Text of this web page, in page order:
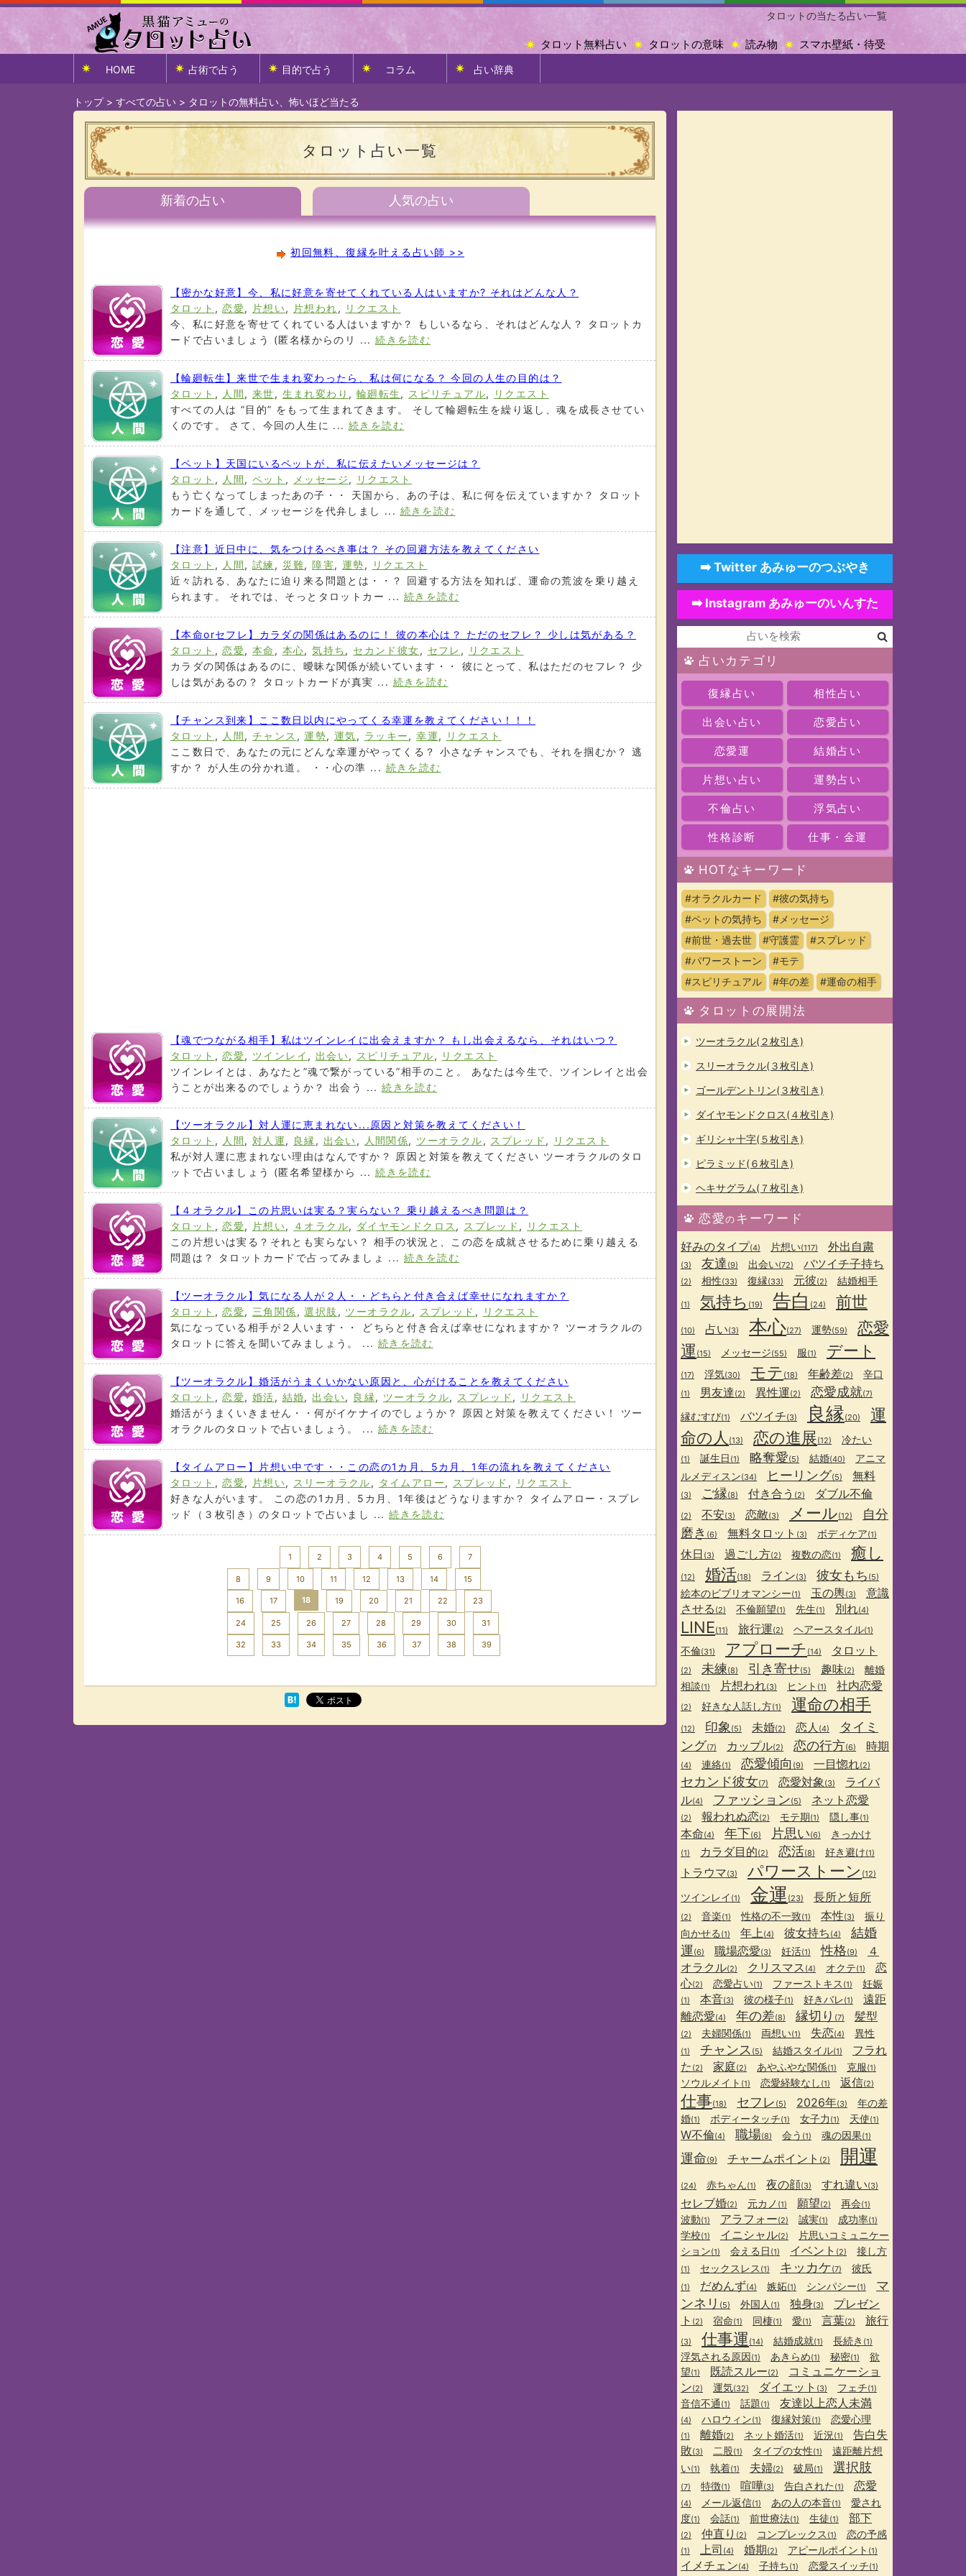
タロットの当たる占い一覧
スマホ壁紙・待受
読み物
タロットの意味
タロット無料占い
HOME 占術で占う 目的で占う コラム 占い辞典
トップ> すべての占い > タロットの無料占い、怖いほど当たる
タロット占い一覧
新着の占い 人気の占い
初回無料、復縁を叶える占い師 >>
【密かな好意】今、私に好意を寄せてくれている人はいますか? それはどんな人？
タロット ,恋愛, 片想い, 片想われ, リクエスト
今、私に好意を寄せてくれている人はいますか？ もしいるなら、それはどんな人？ タロットカ
ードで占いましょう (匿名様からのリ ...続きを読む
【輪廻転生】来世で生まれ変わったら、私は何になる？ 今回の人生の目的は？
タロット , 人間,来世, 生まれ変わり , 輪廻転生, スピリチュアル,
リクエスト
すべての人は ”目的” をもって生まれてきます。 そして輪廻転生を繰り返し、魂を成長させてい
くのです。 さて、今回の人生に ... 続きを読む
【ペット】天国にいるペットが、私に伝えたいメッセージは？
タロット , 人間,ペット , メッセージ,
リクエスト
もう亡くなってしまったあの子・・ 天国から、あの子は、私に何を伝えていますか？ タロット
カードを通して、メッセージを代弁しまし ... 続きを読む
【注意】近日中に、気をつけるべき事は？ その回避方法を教えてください
タロット , 人間,試練 , 災難,障害, 運勢,
リクエスト
近々訪れる、あなたに迫り来る問題とは・・？ 回避する方法を知れば、運命の荒波を乗り越え
られます。 それでは、そっとタロットカー ... 続きを読む
【本命orセフレ】カラダの関係はあるのに！ 彼の本心は？ ただのセフレ？ 少しは気がある？
タロット ,恋愛,本命 , 本心,気持ち, セカンド彼女, セフレ ,
リクエスト
カラダの関係はあるのに、曖昧な関係が続いています・・ 彼にとって、私はただのセフレ？ 少
しは気があるの？ タロットカードが真実 ... 続きを読む
【チャンス到来】ここ数日以内にやってくる幸運を教えてください！！！
タロット , 人間,チャンス ,運勢,運気, ラッキー,幸運,
リクエスト
ここ数日で、あなたの元にどんな幸運がやってくる？ 小さなチャンスでも、それを掴むか？ 逃
すか？ が人生の分かれ道。 ・・心の準 ... 続きを読む
【魂でつながる相手】私はツインレイに出会えますか？ もし出会えるなら、それはいつ？
タロット ,恋愛, ツインレイ , 出会い, スピリチュアル, リクエスト
ツインレイとは、あなたと”魂で繋がっている”相手のこと。 あなたは今生で、ツインレイと出会
うことが出来るのでしょうか？ 出会う ...続きを読む
【ツーオラクル】対人運に恵まれない...原因と対策を教えてください！
タロット , 人間 ,対人運, 良縁, 出会い, 人間関係, ツーオラクル, スプレッド ,
リクエスト
私が対人運に恵まれない理由はなんですか？ 原因と対策を教えてください ツーオラクルのタロ
ットで占いましょう (匿名希望様から ...続きを読む
【４オラクル】この片思いは実る？実らない？ 乗り越えるべき問題は？
タロット ,恋愛, 片想い, ４オラクル, ダイヤモンドクロス , スプレッド ,
リクエスト
この片想いは実る？それとも実らない？ 相手の状況と、この恋を成就させるために乗り越える
問題は？ タロットカードで占ってみましょ ... 続きを読む
【ツーオラクル】気になる人が２人・・どちらと付き合えば幸せになれますか？
タロット ,恋愛, 三角関係,選択肢 , ツーオラクル, スプレッド ,
リクエスト
気になっている相手が２人います・・ どちらと付き合えば幸せになれますか？ ツーオラクルの
タロットに答えを聞いてみましょう。 ... 続きを読む
【ツーオラクル】婚活がうまくいかない原因と、心がけることを教えてください
タロット ,恋愛,婚活, 結婚, 出会い, 良縁, ツーオラクル, スプレッド ,
リクエスト
婚活がうまくいきません・・何がイケナイのでしょうか？ 原因と対策を教えてください！ ツー
オラクルのタロットで占いましょう。 ... 続きを読む
【タイムアロー】片想い中です・・この恋の1カ月、5カ月、1年の流れを教えてください
タロット ,恋愛, 片想い, スリーオラクル, タイムアロー, スプレッド ,
リクエスト
好きな人がいます。 この恋の1カ月、5カ月、1年後はどうなりますか？ タイムアロー・スプレ
ッド（３枚引き）のタロットで占いまし ...続きを読む
1 2 3 4 5 6 7
8 9 10 11 12 13 14 15
16 17 18 19 20 21 22 23
24 25 26 27 28 29 30 31
32 33 34 35 36 37 38 39
➡️ Twitter あみゅーのつぶやき
➡️ Instagram あみゅーのいんすた
占いカテゴリ
復縁占い 相性占い
出会い占い 恋愛占い
恋愛運 結婚占い
片想い占い 運勢占い
不倫占い 浮気占い
性格診断 仕事・金運
HOTなキーワード
#オラクルカード
#彼の気持ち
#ペットの気持ち
#メッセージ
#前世・過去世
#守護霊
#スプレッド
#パワーストーン
#モテ
#スピリチュアル
#年の差 #運命の相手
タロットの展開法
ツーオラクル(２枚引き)
スリーオラクル(３枚引き)
ゴールデントリン(３枚引き)
ダイヤモンドクロス(４枚引き)
ギリシャ十字(５枚引き)
ピラミッド(６枚引き)
ヘキサグラム(７枚引き)
恋愛のキーワード
好みのタイプ(4) 片想い(117) 外出自粛
(3) 友達 (9) 出会い(72) バツイチ子持ち
(2) 相性(33) 復縁(33) 元彼(2) 結婚相手
(1) 気持ち (19) 告白 (24) 前世
(10) 占い(3) 本心(27) 運勢(59)
恋愛
運 (15) メッセージ(55) 服(1) デート
(17) 浮気(30) モテ (18) 年齢差(2) 辛口
(1) 男友達(2) 異性運(2) 恋愛成就(7)
縁むすび(1) バツイチ(3) 良縁(20)
運
命の人 (13) 恋の進展(12) 冷たい
(1) 誕生日 (1) 略奪愛(5) 結婚(40)
アニマ
ルメディスン(34) ヒーリング(5) 無料
(3) ご縁(8) 付き合う (2) ダブル不倫
(2) 不安(3) 恋敵(3) メール(12)
自分
磨き (6) 無料タロット (3) ボディケア(1)
休日 (3) 過ごし方(2) 複数の恋(1) 癒し
(12) 婚活(18) ライン(3) 彼女もち (5)
絵本のビブリオマンシー(1) 玉の輿(3)
意識
させる (2) 不倫願望(1) 先生(1) 別れ(4)
LINE(11) 旅行運(2) ヘアースタイル(1)
不倫(31) アプローチ (14) タロット
(2) 未練(8) 引き寄せ(5) 趣味(2)
離婚
相談(1) 片想われ(3) ヒント (1) 社内恋愛
(2) 好きな人話し方(1) 運命の相手
(12) 印象 (5) 未婚(2) 恋人 (4)
タイミ
ング(7) カップル(2) 恋の行方(6) 時期
(4) 連絡(1) 恋愛傾向 (9) 一目惚れ(2)
セカンド彼女(7) 恋愛対象(3)
ライバ
ル(4) ファッション(5) ネット恋愛
(2) 報われぬ恋(2) モテ期(1) 隠し事(1)
本命(4) 年下(6) 片思い(6) きっかけ
(1) カラダ目的(2) 恋活(8) 好き避け(1)
トラウマ(3) パワーストーン (12)
ツインレイ (1) 金運 (23) 長所と短所
(2) 音楽(1) 性格の不一致(1) 本性(3)
振り
向かせる (1) 年上(4) 彼女持ち (4)
結婚
運(6) 職場恋愛(3) 妊活(1) 性格(9)
４
オラクル(2) クリスマス (4) オクテ(1)
恋
心(2) 恋愛占い(1) ファーストキス (1) 妊娠
(1) 本音(3) 彼の様子(1) 好きバレ(1)
遠距
離恋愛(4) 年の差(8) 縁切り (7) 髪型
(2) 夫婦関係(1) 両想い(1) 失恋(4) 異性
(1) チャンス (5) 結婚スタイル(1)
フラれ
た (2) 家庭(2) あやふやな関係(1) 克服(1)
ソウルメイト (1) 恋愛経験なし (1) 返信(2)
仕事(18) セフレ (5) 2026年(3)
年の差
婚(1) ボディータッチ(1) 女子力 (1) 天使(1)
W不倫(4) 職場(8) 会う (1) 魂の因果(1)
運命(9) チャームポイント (2) 開運
(24) 赤ちゃん(1) 夜の顔(3) すれ違い(3)
セレブ婚(2) 元カノ (1) 願望(2) 再会(1)
波動(1) アラフォー(2) 誠実(1) 成功率(1)
学校(1) イニシャル(2)
片思いコミュニケー
ション(1) 会える日 (1) イベント (2) 接し方
(1) セックスレス (1) キッカケ(7) 彼氏
(1) だめんず(4) 嫉妬(1) シンパシー(1)
マ
ンネリ (5) 外国人 (1) 独身(3)
プレゼン
ト (2) 宿命(1) 同棲(1) 愛(1) 言葉(2) 旅行
(3) 仕事運 (14) 結婚成就(1) 長続き (1)
浮気される原因(1) あきらめ(1) 秘密(1)
欲
望(1) 既読スルー(2)
コミュニケーショ
ン(2) 運気(32) ダイエット (3) フェチ(1)
音信不通 (1) 話題(1) 友達以上恋人未満
(4) ハロウィン(1) 復縁対策(1) 恋愛心理
(1) 離婚(2) ネット婚活(1) 近況 (1)
告白失
敗(3) 二股(1) タイプの女性(1)
遠距離片想
い(1) 執着(1) 夫婦(2) 破局(1) 選択肢
(7) 特徴(1) 喧嘩(3) 告白された (1) 恋愛
(4) メール返信(1) あの人の本音(1)
愛され
度(1) 会話(1) 前世療法(1) 生徒(1) 部下
(2) 仲直り (2) コンプレックス (1) 恋の予感
(1) 上司 (4) 婚期(2) アピールポイント (1)
イメチェン(4) 子持ち(1) 恋愛スイッチ(1)